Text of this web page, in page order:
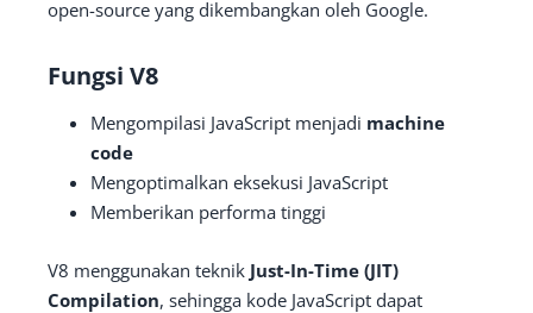
open-source yang dikembangkan oleh Google.
Fungsi V8
Mengompilasi JavaScript menjadi machine
code
Mengoptimalkan eksekusi JavaScript
Memberikan performa tinggi
V8 menggunakan teknik Just-In-Time (JIT)
Compilation, sehingga kode JavaScript dapat